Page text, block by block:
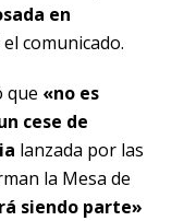
en
comunicado.
que «no es
cese de
lanzada por las
la Mesa de
siendo parte»